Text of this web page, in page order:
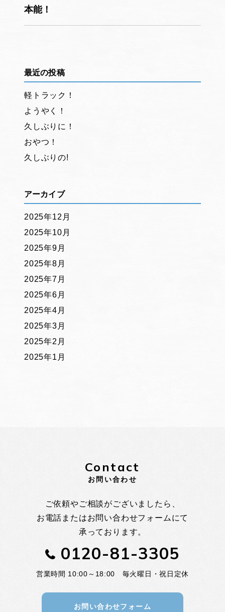
本能！
最近の投稿
軽トラック！
ようやく！
久しぶりに！
おやつ！
久しぶりの!
アーカイブ
2025年12月
2025年10月
2025年9月
2025年8月
2025年7月
2025年6月
2025年4月
2025年3月
2025年2月
2025年1月
Contact
お問い合わせ
ご依頼やご相談がございましたら、
お電話またはお問い合わせフォームにて
承っております。
0120-81-3305
営業時間 10:00～18:00 毎火曜日・祝日定休
お問い合わせフォーム